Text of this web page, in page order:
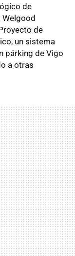
de
Welgood
de
un sistema
párking de Vigo
a otras